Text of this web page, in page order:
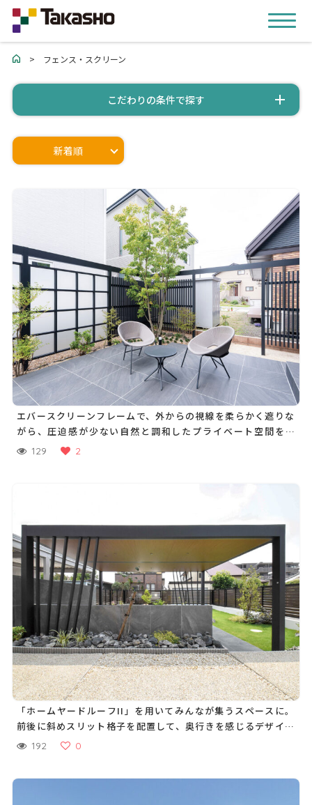
> フェンス・スクリーン
こだわりの条件で探す
エバースクリーンフレームで、外からの視線を柔らかく遮りな
がら、圧迫感が少ない自然と調和したプライベート空間を実
現 129 2
「ホームヤードルーフII」を用いてみんなが集うスペースに。
前後に斜めスリット格子を配置して、奥行きを感じるデザイン
に 192 0